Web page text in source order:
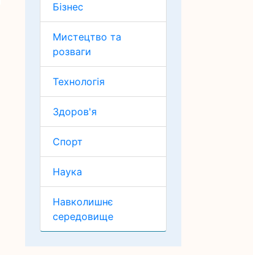
Бізнес
Мистецтво та
розваги
Технологія
Здоров'я
Спорт
Наука
Навколишнє
середовище